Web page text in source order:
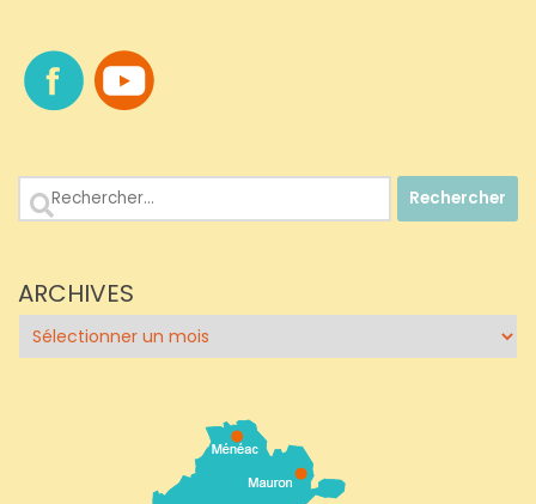
Rechercher :
ARCHIVES
Archives